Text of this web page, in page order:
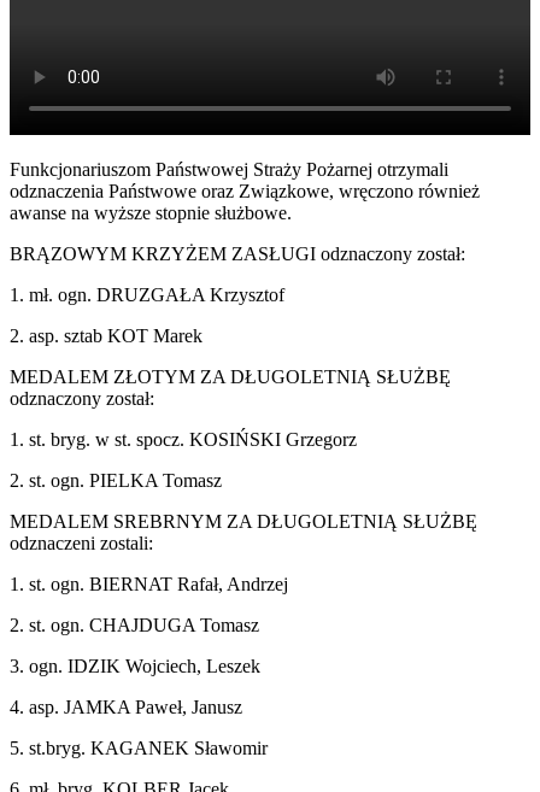
Funkcjonariuszom Państwowej Straży Pożarnej otrzymali
odznaczenia Państwowe oraz Związkowe, wręczono również
awanse na wyższe stopnie służbowe.
BRĄZOWYM KRZYŻEM ZASŁUGI odznaczony został:
1. mł. ogn. DRUZGAŁA Krzysztof
2. asp. sztab KOT Marek
MEDALEM ZŁOTYM ZA DŁUGOLETNIĄ SŁUŻBĘ
odznaczony został:
1. st. bryg. w st. spocz. KOSIŃSKI Grzegorz
2. st. ogn. PIELKA Tomasz
MEDALEM SREBRNYM ZA DŁUGOLETNIĄ SŁUŻBĘ
odznaczeni zostali:
1. st. ogn. BIERNAT Rafał, Andrzej
2. st. ogn. CHAJDUGA Tomasz
3. ogn. IDZIK Wojciech, Leszek
4. asp. JAMKA Paweł, Janusz
5. st.bryg. KAGANEK Sławomir